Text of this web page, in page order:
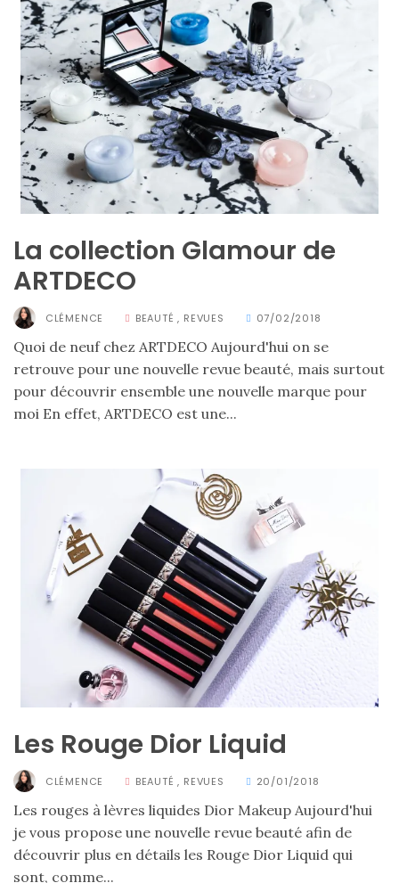
sur
ce
sac
en
soie
et
cuir
au
luxe
discret
06/06/2026
Sac
cabas
en
cuir
La collection Glamour de
ARTDECO
CLÉMENCE BEAUTÉ , REVUES 07/02/2018
Quoi de neuf chez ARTDECO Aujourd'hui on se
retrouve pour une nouvelle revue beauté, mais surtout
pour découvrir ensemble une nouvelle marque pour
moi En effet, ARTDECO est une...
Les Rouge Dior Liquid
CLÉMENCE BEAUTÉ , REVUES 20/01/2018
Les rouges à lèvres liquides Dior Makeup Aujourd'hui
je vous propose une nouvelle revue beauté afin de
découvrir plus en détails les Rouge Dior Liquid qui
sont, comme...